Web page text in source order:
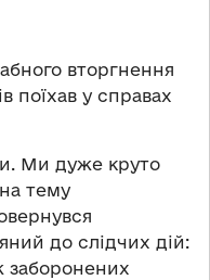
вторгнення
поїхав у справах
Ми дуже круто
тему
до слідчих дій:
заборонених